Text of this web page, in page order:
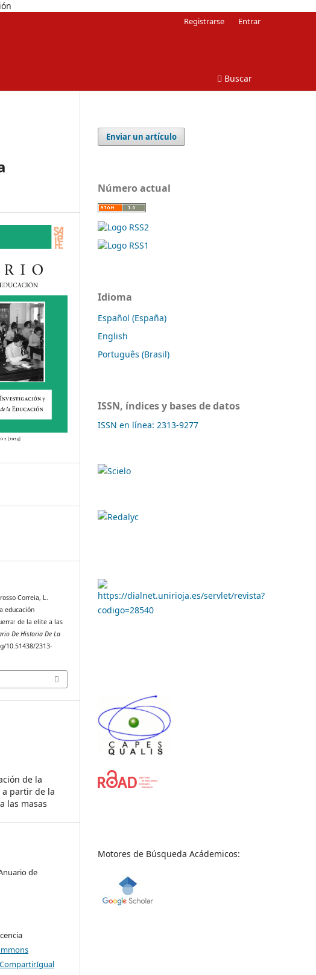
Buscar
Registrarse Entrar
Correia, L.
educación
de la elite a las
De Historia De La
10.51438/2313-
de la
a partir de la
las masas
de
Enviar un artículo
Número actual
Idioma
Español (España)
English
Português (Brasil)
ISSN, índices y bases de datos
ISSN en línea: 2313-9277
Motores de Búsqueda Acádemicos: